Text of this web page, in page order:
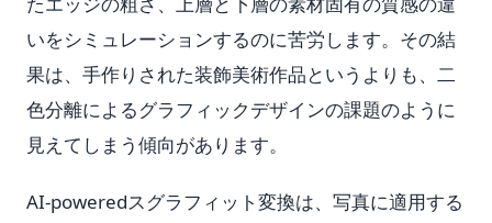
いをシミュレーションするのに苦労します。その結
果は、手作りされた装飾美術作品というよりも、二
色分離によるグラフィックデザインの課題のように
見えてしまう傾向があります。
AI-poweredスグラフィット変換は、写真に適用する